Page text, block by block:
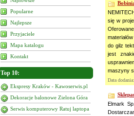
Popularne
Najlepsze
Przyjaciele
Mapa katalogu
Kontakt
Top 10:
Ekspresy Kraków - Kawoserwis.pl
Dekoracje balonowe Zielona Góra
Serwis komputerowy Ratuj laptopa
się w
do gilz
jest
maszyny
Data
Elmark